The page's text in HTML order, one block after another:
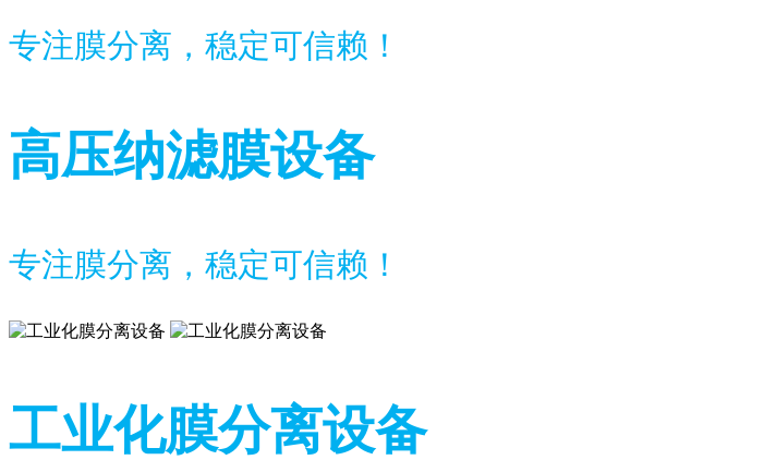
专注膜分离，稳定可信赖！
高压纳滤膜设备
专注膜分离，稳定可信赖！
工业化膜分离设备